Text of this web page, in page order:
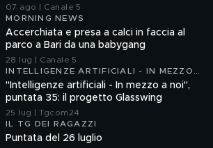
07 ago | Canale 5
MORNING NEWS
Accerchiata e presa a calci in faccia al
parco a Bari da una babygang
28 lug | Canale 5
INTELLIGENZE ARTIFICIALI - IN MEZZO
A NOI
"Intelligenze artificiali - In mezzo a noi",
puntata 35: il progetto Glasswing
25 lug | Tgcom24
IL TG DEI RAGAZZI
Puntata del 26 luglio